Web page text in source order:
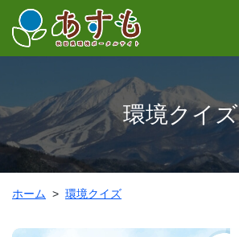
環境クイズ
ホーム 環境クイズ